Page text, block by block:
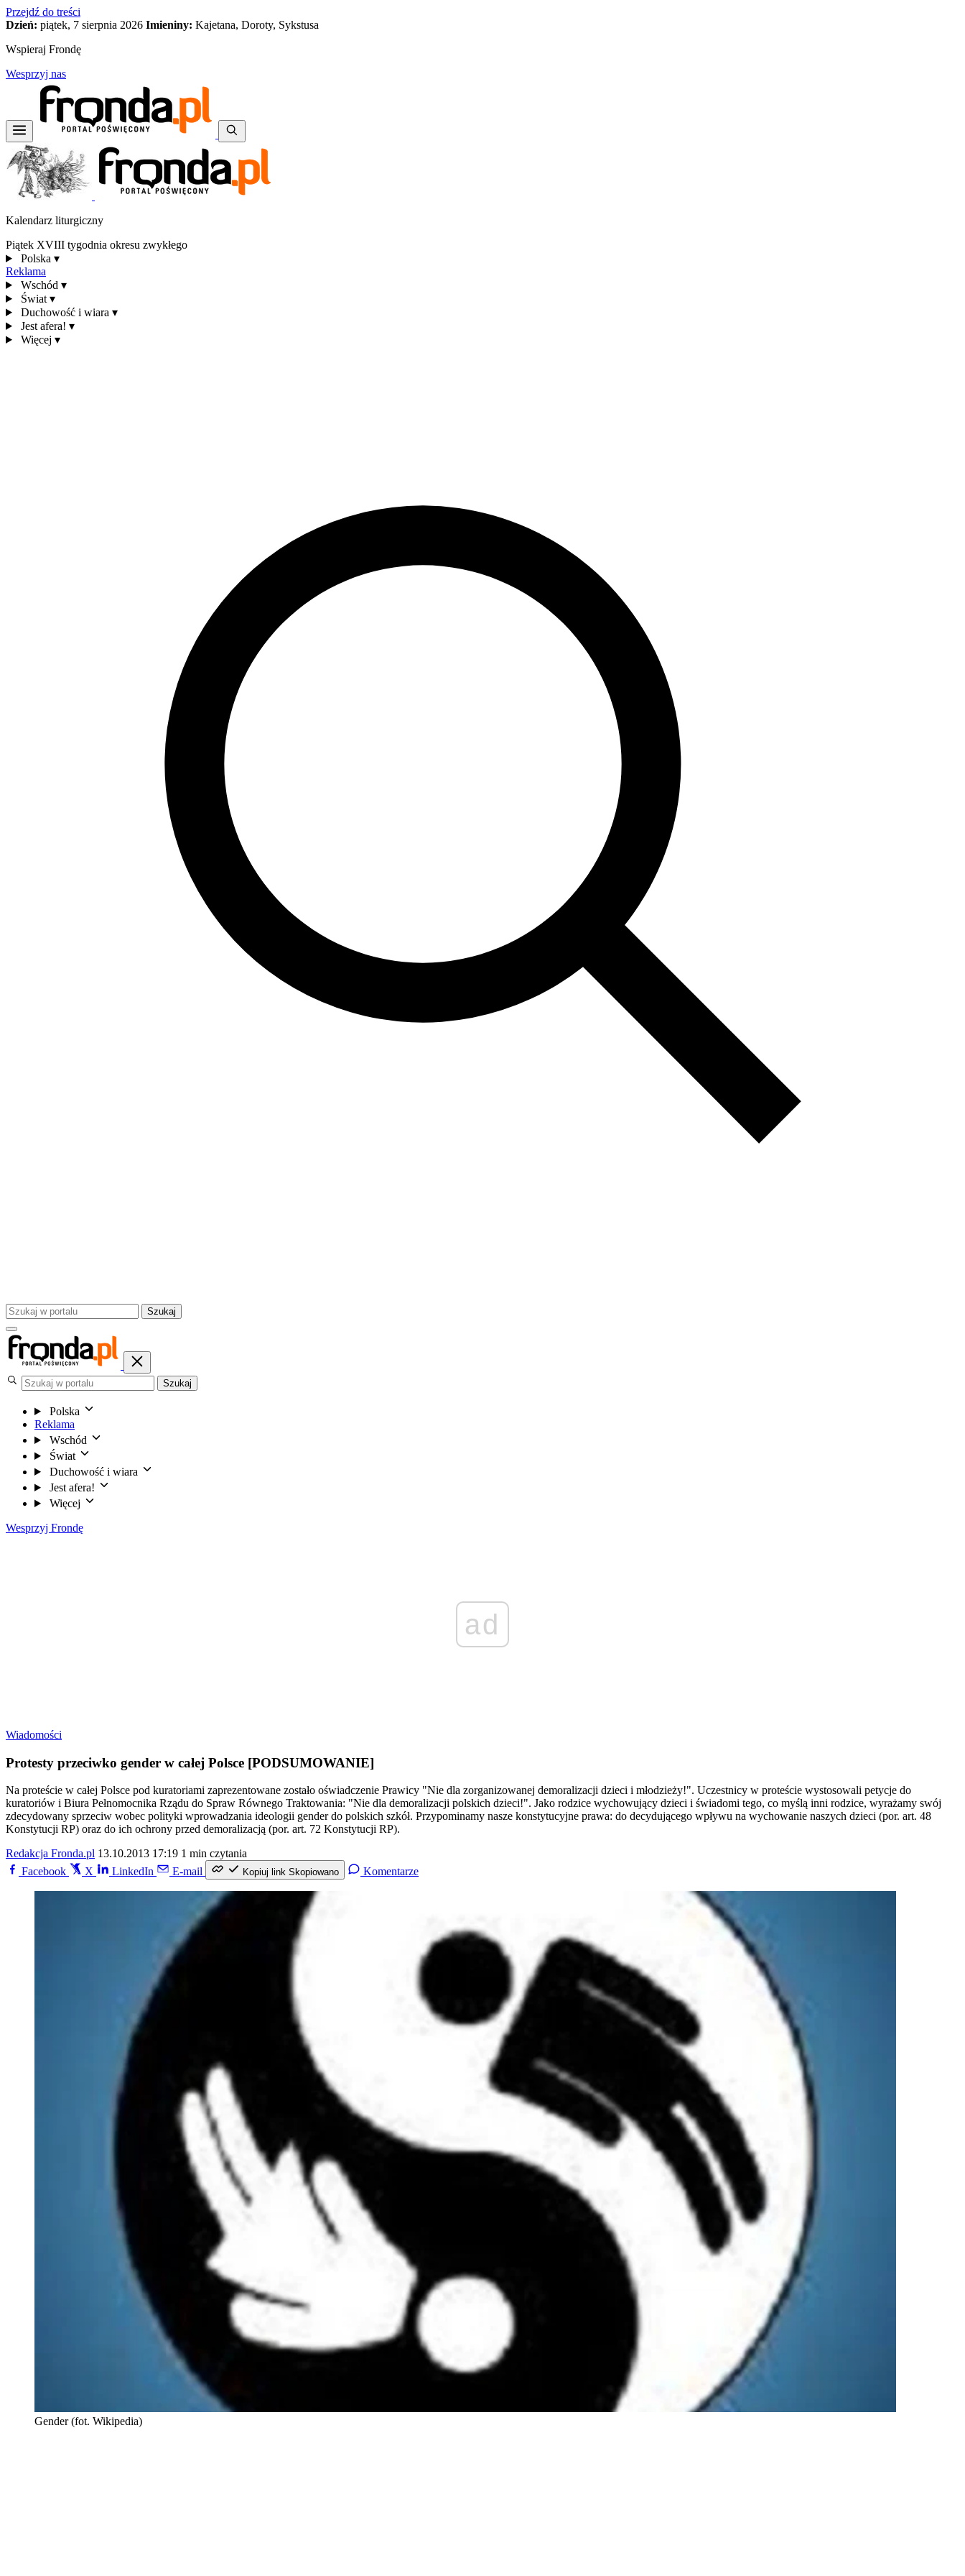
Przejdź do treści
Dzień: piątek, 7 sierpnia 2026 Imieniny: Kajetana, Doroty, Sykstusa
Wspieraj Frondę
Wesprzyj nas
Kalendarz liturgiczny
Piątek XVIII tygodnia okresu zwykłego
Polska ▾
Reklama
Wschód ▾
Świat ▾
Duchowość i wiara ▾
Jest afera! ▾
Więcej ▾
Szukaj
Szukaj
Polska
Reklama
Wschód
Świat
Duchowość i wiara
Jest afera!
Więcej
Wesprzyj Frondę
ad
Wiadomości
Protesty przeciwko gender w całej Polsce [PODSUMOWANIE]
Na proteście w całej Polsce pod kuratoriami zaprezentowane zostało oświadczenie Prawicy "Nie dla zorganizowanej demoralizacji dzieci i młodzieży!". Uczestnicy w proteście wystosowali petycje do
kuratoriów i Biura Pełnomocnika Rządu do Spraw Równego Traktowania: "Nie dla demoralizacji polskich dzieci!". Jako rodzice wychowujący dzieci i świadomi tego, co myślą inni rodzice, wyrażamy swój
zdecydowany sprzeciw wobec polityki wprowadzania ideologii gender do polskich szkół. Przypominamy nasze konstytucyjne prawa: do decydującego wpływu na wychowanie naszych dzieci (por. art. 48
Konstytucji RP) oraz do ich ochrony przed demoralizacją (por. art. 72 Konstytucji RP).
Redakcja Fronda.pl 13.10.2013 17:19 1 min czytania
Facebook
X LinkedIn E-mail Kopiuj link Skopiowano Komentarze
Gender (fot. Wikipedia)